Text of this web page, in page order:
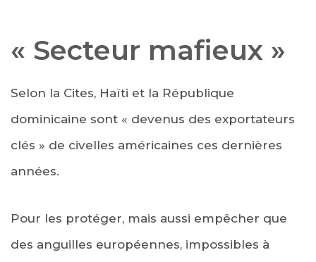
« Secteur mafieux »
Selon la Cites, Haïti et la République
dominicaine sont « devenus des exportateurs
clés » de civelles américaines ces dernières
années.
Pour les protéger, mais aussi empêcher que
des anguilles européennes, impossibles à